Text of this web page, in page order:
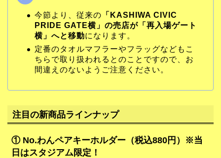
今節より、従来の 「KASHIWA CIVIC
PRIDE GATE横」の売店が「再入場ゲート
横」へと移動になります。
定番のタオルマフラーやフラッグなどもこ
ちらで取り扱われるとのことですので、お
間違えのないようご注意ください。
注目の新商品ラインナップ
① No.わんペアキーホルダー（税込880円）※当
日はスタジアム限定！